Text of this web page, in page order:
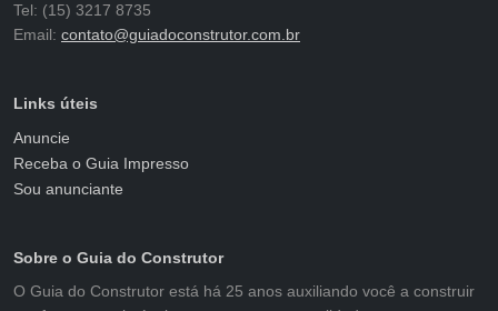
Tel: (15) 3217 8735
Email: contato@guiadoconstrutor.com.br
Links úteis
Anuncie
Receba o Guia Impresso
Sou anunciante
Sobre o Guia do Construtor
O Guia do Construtor está há 25 anos auxiliando você a construir